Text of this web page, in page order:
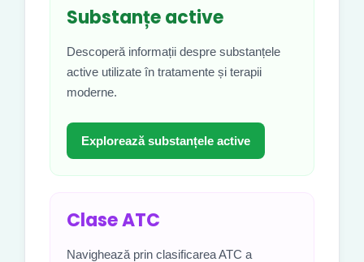
Substanțe active
Descoperă informații despre substanțele
active utilizate în tratamente și terapii
moderne.
Explorează substanțele active
Clase ATC
Navighează prin clasificarea ATC a